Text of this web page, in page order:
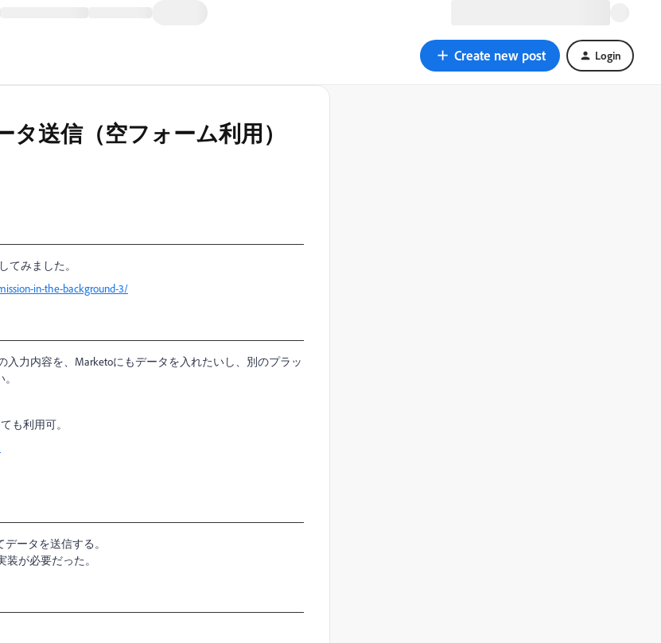
Create new post Login
送信（空フォーム利用）
てみました。
in-the-background-3/
力内容を、Marketoにもデータを入れたいし、別のプラッ
も利用可。
ータを送信する。
装が必要だった。